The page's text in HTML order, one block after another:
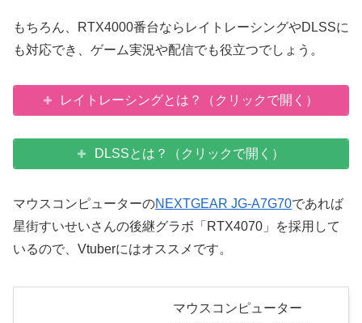
もちろん、RTX4000番台ならレイトレーシングやDLSSに
も対応でき、ゲーム実況や配信でも役立つでしょう。
レイトレーシングとは？（クリックで開く）
DLSSとは？（クリックで開く）
マウスコンピューターのNEXTGEAR JG-A7G70であれば
星街すいせいさんの後継グラボ「RTX4070」を採用して
いるので、Vtuberにはオススメです。
マウスコンピューター